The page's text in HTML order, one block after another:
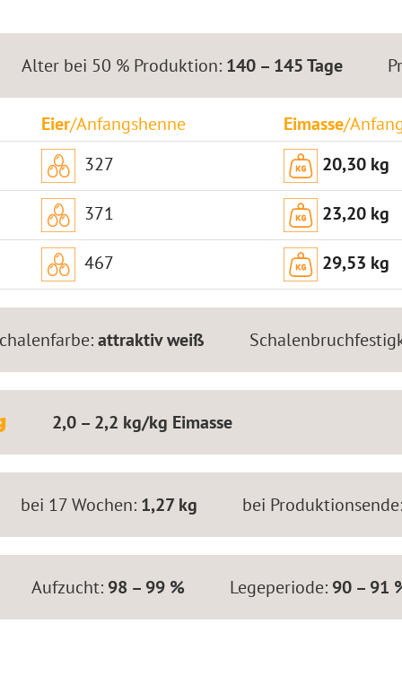
Alter bei 50 % Produktion: 140 – 145 Tage
Eier/Anfangshenne Eimasse/
327
20,30 kg
371 23,20 kg
467 29,53 kg
attraktiv weiß
2,0 – 2,2 kg/kg Eimasse
bei 17 Wochen: 1,27 kg bei Produktionsende:
Aufzucht: 98 – 99 % Legeperiode: 90 – 91